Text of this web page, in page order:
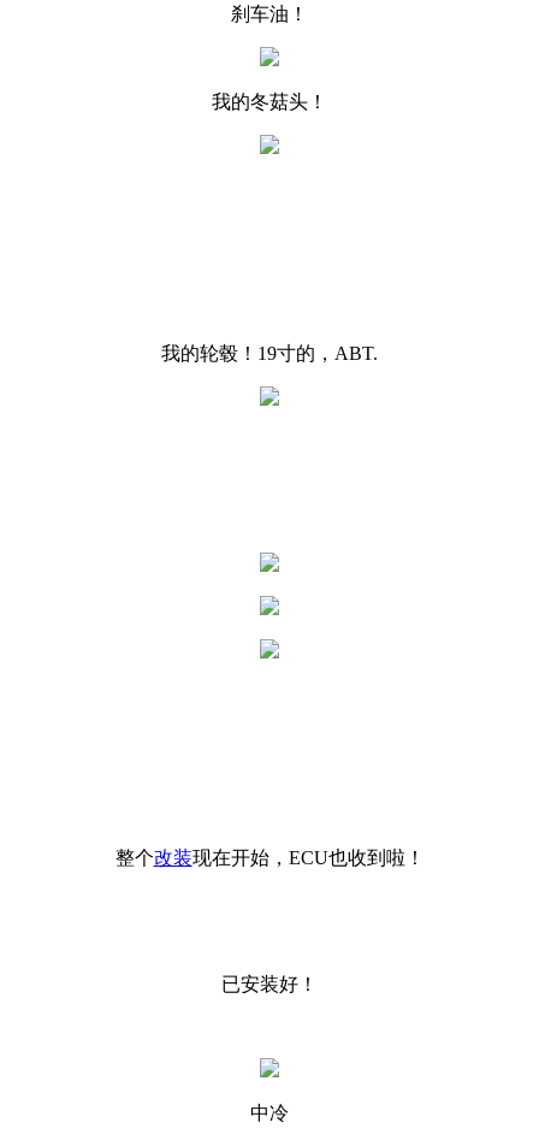
刹车油！
我的冬菇头！
我的轮毂！19寸的，ABT.
整个改装现在开始，ECU也收到啦！
已安装好！
中冷